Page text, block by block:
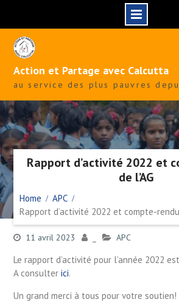
content
Action et Partage avec Calcutta
au service des plus pauvres
Rapport d’activité 2022 et
de l’AG
Home
APC
Rapport d’activité 2022 et compte-rendu
11 avril 2023 APC
Le rapport d’activité pour l’année 2022
A consulter ici.
Un grand merci à tous pour votre